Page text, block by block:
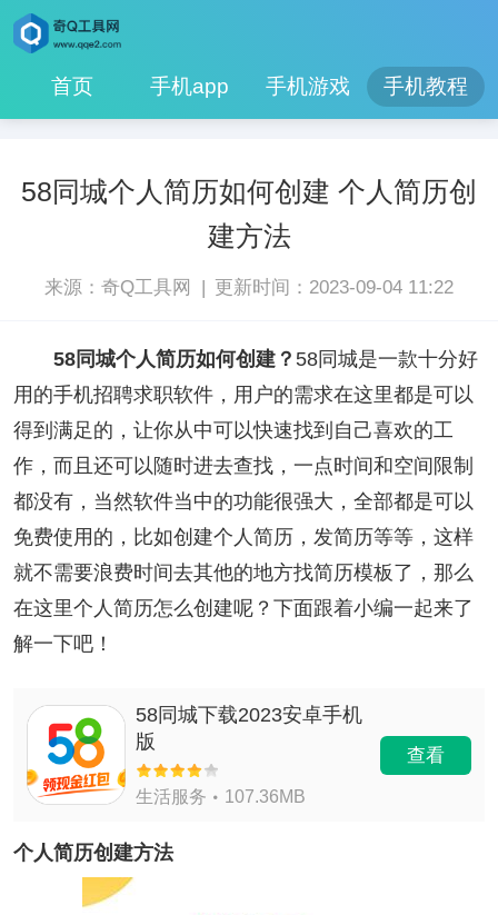
首页 手机app 手机游戏 手机教程
58同城个人简历如何创建 个人简历创
建方法
来源：奇Q工具网 | 更新时间：2023-09-04 11:22
58同城个人简历如何创建？ 58同城是一款十分好
用的手机招聘求职软件，用户的需求在这里都是可以
得到满足的，让你从中可以快速找到自己喜欢的工
作，而且还可以随时进去查找，一点时间和空间限制
都没有，当然软件当中的功能很强大，全部都是可以
免费使用的，比如创建个人简历，发简历等等，这样
就不需要浪费时间去其他的地方找简历模板了，那么
在这里个人简历怎么创建呢？下面跟着小编一起来了
解一下吧！
58同城下载2023安卓手机
版
生活服务 107.36MB
查看
个人简历创建方法